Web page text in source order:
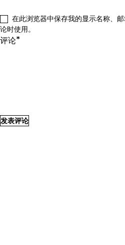
评论*
在此浏览器中保存我的显示名称、
论时使用。